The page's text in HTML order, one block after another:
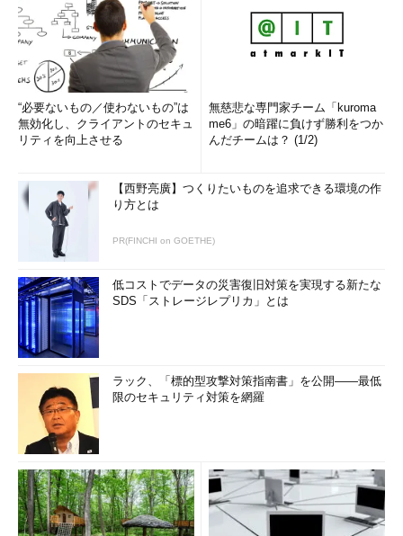
“必要ないもの／使わないもの”は
無効化し、クライアントのセキュ
リティを向上させる
無慈悲な専門家チーム「kuroma
me6」の暗躍に負けず勝利をつか
んだチームは？ (1/2)
【西野亮廣】つくりたいものを追求できる環境の作
り方とは
PR(FINCHI on GOETHE)
低コストでデータの災害復旧対策を実現する新たな
SDS「ストレージレプリカ」とは
ラック、「標的型攻撃対策指南書」を公開――最低
限のセキュリティ対策を網羅